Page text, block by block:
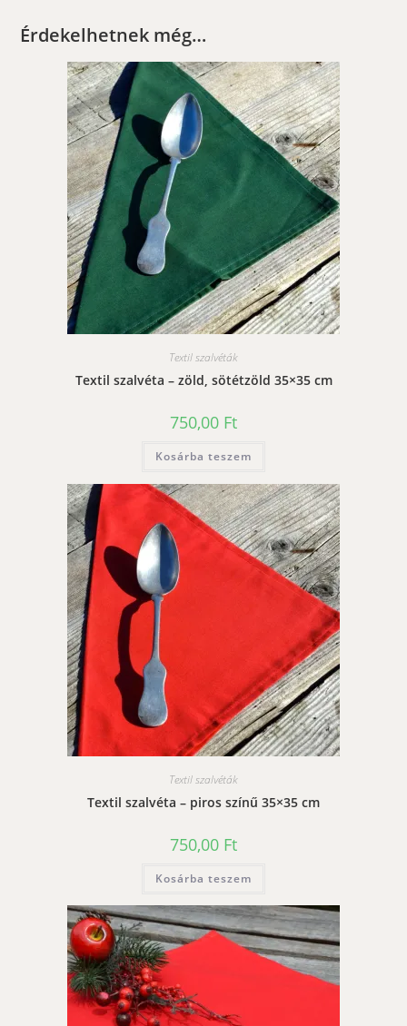
Érdekelhetnek még…
Textil szalvéták
Textil szalvéta – zöld, sötétzöld 35×35 cm
750,00 Ft
Kosárba teszem
Textil szalvéták
Textil szalvéta – piros színű 35×35 cm
750,00 Ft
Kosárba teszem